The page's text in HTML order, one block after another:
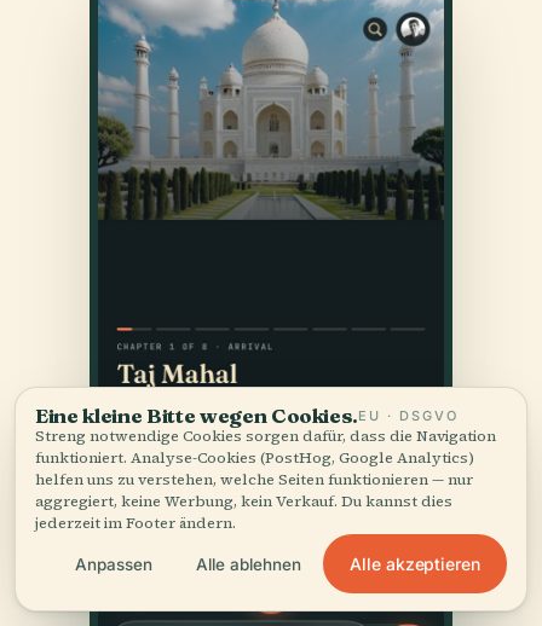
Eine kleine Bitte wegen Cookies.EU · DSGVO
Streng notwendige Cookies sorgen dafür, dass die Navigation
funktioniert. Analyse-Cookies (PostHog, Google Analytics)
helfen uns zu verstehen, welche Seiten funktionieren — nur
aggregiert, keine Werbung, kein Verkauf. Du kannst dies
jederzeit im Footer ändern.
Anpassen Alle ablehnen Alle akzeptieren